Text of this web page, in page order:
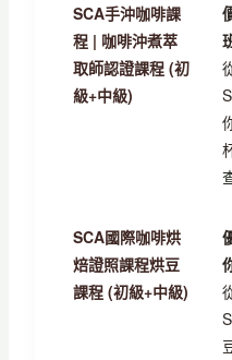
SCA手沖咖啡課
程 | 咖啡沖煮萃
取師認證課程 (初
級+中級)
SCA國際咖啡烘
焙證照課程烘豆
課程 (初級+中級)